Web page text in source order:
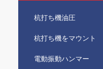
杭打ち機油圧
杭打ち機をマウント
電動振動ハンマー